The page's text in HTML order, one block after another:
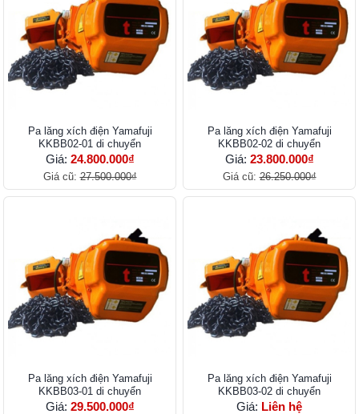
Pa lăng xích điện Yamafuji
KKBB02-01 di chuyển
Giá: 24.800.000₫
Giá cũ:27.500.000₫
Pa lăng xích điện Yamafuji
KKBB02-02 di chuyển
Giá: 23.800.000₫
Giá cũ:26.250.000₫
Pa lăng xích điện Yamafuji
KKBB03-01 di chuyển
Giá: 29.500.000₫
Pa lăng xích điện Yamafuji
KKBB03-02 di chuyển
Giá: Liên hệ